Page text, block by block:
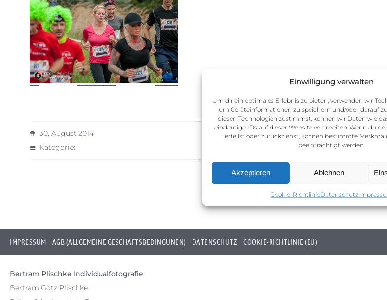
Einwilligung verwalten
Um dir ein optimales Erlebnis zu bieten, verwenden wir
um Geräteinformationen zu speichern und/oder darauf
diesen Technologien zustimmst, können wir Daten wie
eindeutige IDs auf dieser Website verarbeiten. Wenn du
erteilst oder zurückziehst, können bestimmte
beeinträchtigt werden.
Akzeptieren Ablehnen
Cookie-RichtlinieDatenschutz
30. August 2014
Kategorie:
IMPRESSUM AGB (ALLGEMEINE GESCHÄFTSBEDINGUNEN) DATENSCHUTZ COOKIE-RICHTLINIE (EU)
Bertram Plischke Individualfotografie
Bertram Götz Plischke